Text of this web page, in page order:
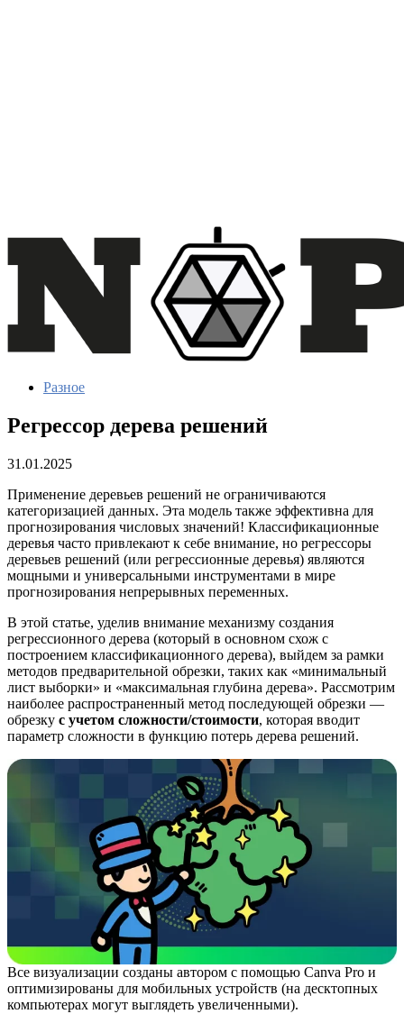
Разное
Регрессор дерева решений
31.01.2025
Применение деревьев решений не ограничиваются
категоризацией данных. Эта модель также эффективна для
прогнозирования числовых значений! Классификационные
деревья часто привлекают к себе внимание, но регрессоры
деревьев решений (или регрессионные деревья) являются
мощными и универсальными инструментами в мире
прогнозирования непрерывных переменных.
В этой статье, уделив внимание механизму создания
регрессионного дерева (который в основном схож с
построением классификационного дерева), выйдем за рамки
методов предварительной обрезки, таких как «минимальный
лист выборки» и «максимальная глубина дерева». Рассмотрим
наиболее распространенный метод последующей обрезки —
обрезку с учетом сложности/стоимости, которая вводит
параметр сложности в функцию потерь дерева решений.
Все визуализации созданы автором с помощью Canva Pro и
оптимизированы для мобильных устройств (на десктопных
компьютерах могут выглядеть увеличенными).